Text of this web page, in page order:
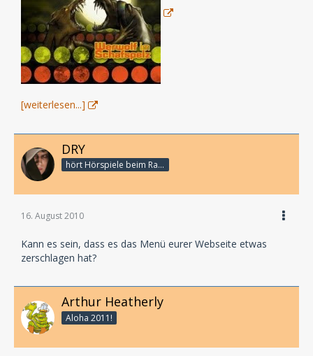
[weiterlesen...]
DRY
hört Hörspiele beim Rasenmähen
16. August 2010
Kann es sein, dass es das Menü eurer Webseite etwas
zerschlagen hat?
Arthur Heatherly
Aloha 2011!